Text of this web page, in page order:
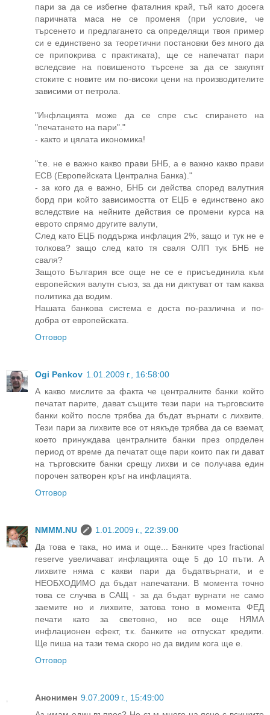
пари за да се избегне фаталния край, тъй като досега
паричната маса не се променя (при условие, че
търсенето и предлагането са определящи твоя пример
си е единствено за теоретични постановки без много да
се припокрива с практиката), ще се напечатат пари
вследсвие на повишеното търсене за да се закупят
стоките с новите им по-високи цени на производителите
зависими от петрола.
"Инфлацията може да се спре със спирането на
"печатането на пари"."
- както и цялата икономика!
"т.е. не е важно какво прави БНБ, а е важно какво прави
ECB (Европейската Централна Банка)."
- за кого да е важно, БНБ си действа според валутния
борд при който зависимостта от ЕЦБ е единствено ако
вследствие на нейните действия се промени курса на
еврото спрямо другите валути,
След като ЕЦБ поддържа инфлация 2%, защо и тук не е
толкова? защо след като тя сваля ОЛП тук БНБ не
сваля?
Защото България все още не се е присъединила към
европейския валутн съюз, за да ни диктуват от там каква
политика да водим.
Нашата банкова система е доста по-различна и по-
добра от европейската.
Отговор
Ogi Penkov 1.01.2009 г., 16:58:00
А какво мислите за факта че централните банки който
печатат парите, дават същите тези пари на търговските
банки който после трябва да бъдат върнати с лихвите.
Тези пари за лихвите все от някъде трябва да се вземат,
което принуждава централните банки през опрделен
период от време да печатат още пари които пак ги дават
на търговските банки срещу лихви и се получава един
порочен затворен кръг на инфлацията.
Отговор
NMMM.NU
1.01.2009 г., 22:39:00
Да това е така, но има и още... Банките чрез fractional
reserve увеличават инфлацията още 5 до 10 пъти. А
лихвите няма с какви пари да бъдатвърнати, и е
НЕОБХОДИМО да бъдат напечатани. В момента точно
това се случва в САЩ - за да бъдат вурнати не само
заемите но и лихвите, затова тоно в момента ФЕД
печати като за световно, но все още НЯМА
инфлационен ефект, т.к. банките не отпускат кредити.
Ще пиша на тази тема скоро но да видим кога ще е.
Отговор
Анонимен 9.07.2009 г., 15:49:00